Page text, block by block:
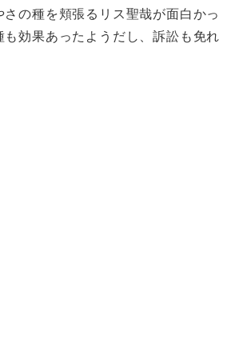
の種を頬張るリス聖哉が面白かっ
効果あったようだし、訴訟も免れ